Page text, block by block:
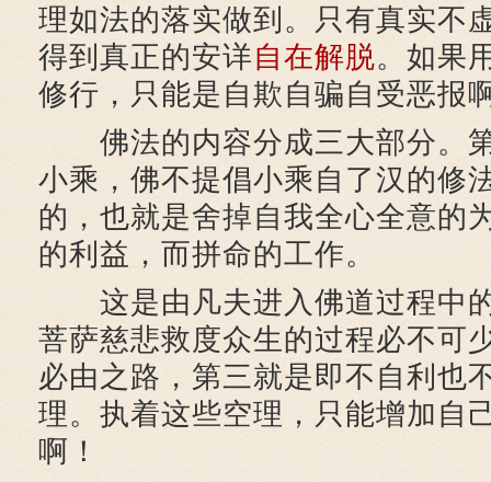
理如法的落实做到。只有真实不
得到真正的安详自在解脱。如果
修行，只能是自欺自骗自受恶报
佛法的内容分成三大部分。
小乘，佛不提倡小乘自了汉的修
的，也就是舍掉自我全心全意的
的利益，而拼命的工作。
这是由凡夫进入佛道过程中
菩萨慈悲救度众生的过程必不可
必由之路，第三就是即不自利也
理。执着这些空理，只能增加自
啊！